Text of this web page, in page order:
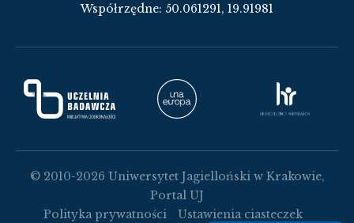
Współrzędne: 50.061291, 19.91981
© 2010-2026 Uniwersytet Jagielloński w Krakowie,
Portal UJ
Polityka prywatności
Ustawienia ciasteczek